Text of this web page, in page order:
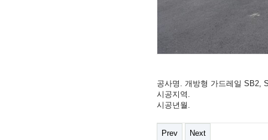
공사명. 개방형 가드레일 SB2,
시공지역.
시공년월.
Prev Next